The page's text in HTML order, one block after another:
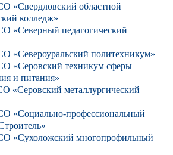
«Свердловский областной
колледж»
«Северный педагогический
«Североуральский политехникум»
«Серовский техникум сферы
и питания»
«Серовский металлургический
«Социально-профессиональный
«Сухоложский многопрофильный